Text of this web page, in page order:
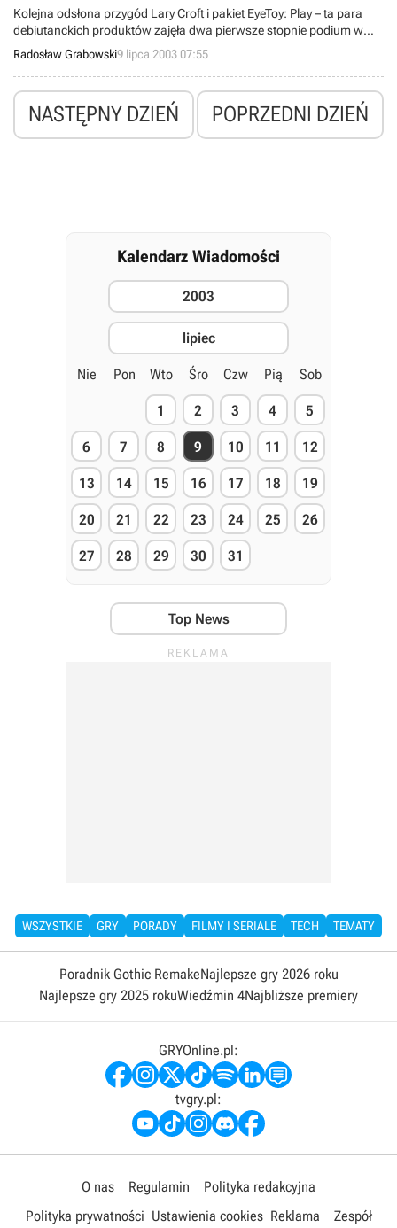
Kolejna odsłona przygód Lary Croft i pakiet EyeToy: Play – ta para
debiutanckich produktów zajęła dwa pierwsze stopnie podium w
aktualnej edycji zestawienia brytyjskich bestsellerów elektroniczno-
rozrywkowych, przygotowywanego przez organizacje ChartTrack i
Entertainment and Leisure Software Publishers Association (ELSPA).
Najnowszą wersję listy hitów opracowano w oparciu o dane,
zebrane w okresie od 28 czerwca do 5 lipca 2003.
Radosław Grabowski9 lipca 2003 07:55
NASTĘPNY DZIEŃ POPRZEDNI DZIEŃ
Kalendarz Wiadomości
2003
lipiec
Nie Pon Wto Śro Czw Pią Sob
1 2 3 4 5
6 7 8 9 10 11 12
13 14 15 16 17 18 19
20 21 22 23 24 25 26
27 28 29 30 31
Top News
WSZYSTKIE GRY PORADY FILMY I SERIALE TECH TEMATY
Poradnik Gothic RemakeNajlepsze gry 2026 roku
Najlepsze gry 2025 rokuWiedźmin 4Najbliższe premiery
GRYOnline.pl:
tvgry.pl:
O nas Regulamin
Polityka redakcyjna
Polityka prywatności Ustawienia cookies Reklama Zespół